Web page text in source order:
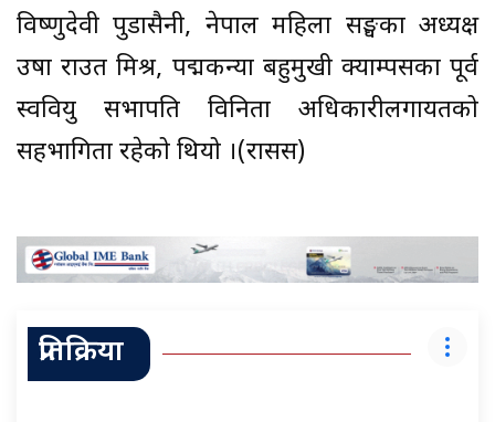
विष्णुदेवी पुडासैनी, नेपाल महिला सङ्घका अध्यक्ष
उषा राउत मिश्र, पद्मकन्या बहुमुखी क्याम्पसका पूर्व
स्ववियु सभापति विनिता अधिकारीलगायतको
सहभागिता रहेको थियो ।(रासस)
प्रतिक्रिया